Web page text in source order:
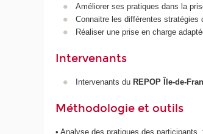
Améliorer ses pratiques dans la
Connaitre les différentes stratégies
Réaliser une prise en charge
Intervenants
Intervenants du REPOP Île-de-
Méthodologie et outils
• Analyse des pratiques des participants,